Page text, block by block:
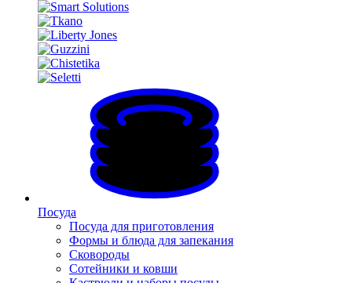
Посуда
Посуда для приготовления
Формы и блюда для запекания
Сковороды
Сотейники и ковши